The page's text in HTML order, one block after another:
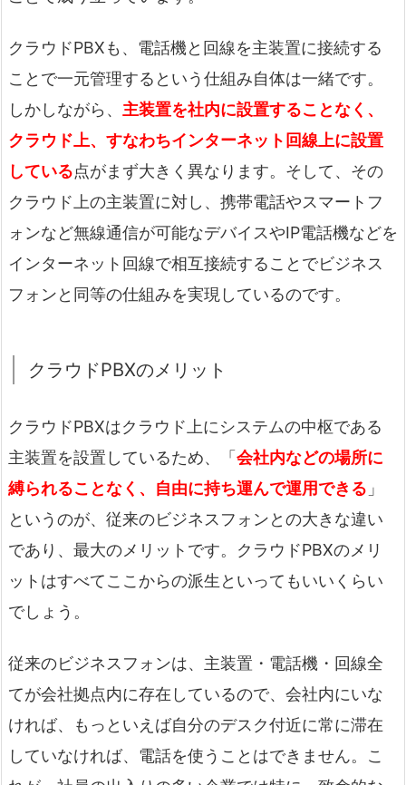
クラウドPBXも、電話機と回線を主装置に接続する
ことで一元管理するという仕組み自体は一緒です。
しかしながら、 主装置を社内に設置することなく、
クラウド上、すなわちインターネット回線上に設置
している点がまず大きく異なります。そして、その
クラウド上の主装置に対し、携帯電話やスマートフ
ォンなど無線通信が可能なデバイスやIP電話機などを
インターネット回線で相互接続することでビジネス
フォンと同等の仕組みを実現しているのです。
クラウドPBXのメリット
クラウドPBXはクラウド上にシステムの中枢である
主装置を設置しているため、「 会社内などの場所に
縛られることなく、自由に持ち運んで運用できる 」
というのが、従来のビジネスフォンとの大きな違い
であり、最大のメリットです。クラウドPBXのメリ
ットはすべてここからの派生といってもいいくらい
でしょう。
従来のビジネスフォンは、主装置・電話機・回線全
てが会社拠点内に存在しているので、会社内にいな
ければ、もっといえば自分のデスク付近に常に滞在
していなければ、電話を使うことはできません。こ